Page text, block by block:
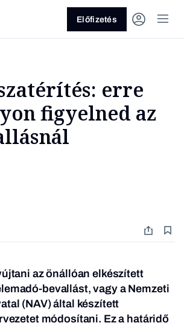
Előfizetés
erre
figyelned az
az önállóan elkészített
bevallást, vagy a Nemzeti
(NAV) által készített
módosítani. Ez a határidő